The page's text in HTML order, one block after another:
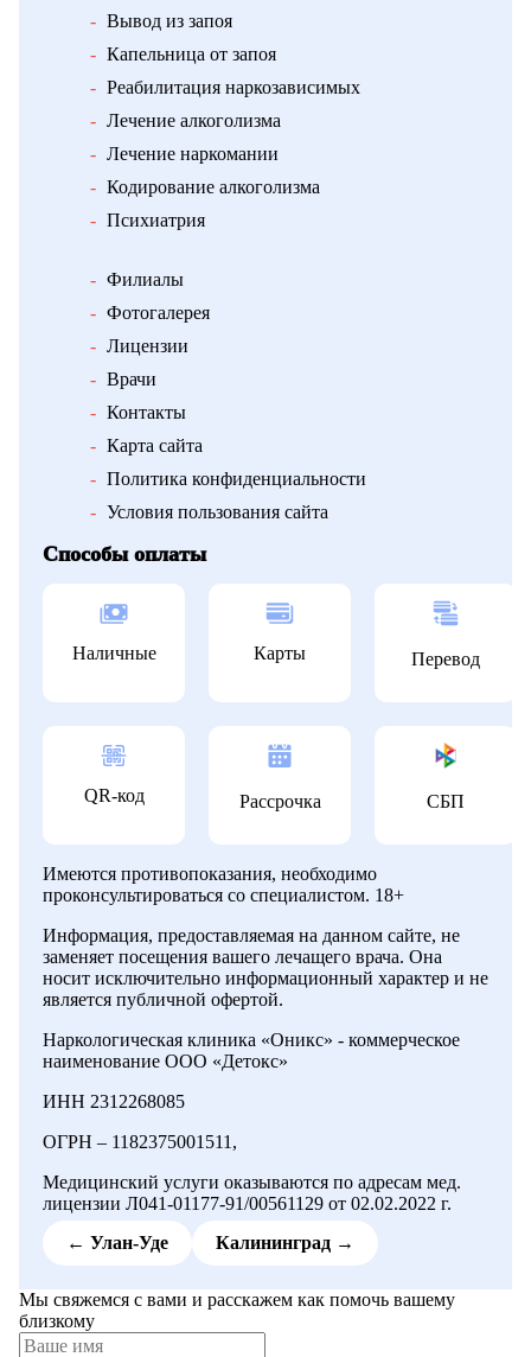
- Вывод из запоя
- Капельница от запоя
- Реабилитация наркозависимых
- Лечение алкоголизма
- Лечение наркомании
- Кодирование алкоголизма
- Психиатрия
- Филиалы
- Фотогалерея
- Лицензии
- Врачи
- Контакты
- Карта сайта
- Политика конфиденциальности
- Условия пользования сайта
Имеются противопоказания, необходимо
проконсультироваться со специалистом. 18+
Информация, предоставляемая на данном сайте, не
заменяет посещения вашего лечащего врача. Она
носит исключительно информационный характер и не
является публичной офертой.
Наркологическая клиника «Оникс» - коммерческое
наименование ООО «Детокс»
ИНН 2312268085
ОГРН – 1182375001511,
Медицинский услуги оказываются по адресам мед.
лицензии Л041-01177-91/00561129 от 02.02.2022 г.
Способы оплаты
Наличные Карты Перевод
QR-код Рассрочка СБП
← Улан-Уде Калининград →
Мы свяжемся с вами и расскажем как помочь вашему
близкому